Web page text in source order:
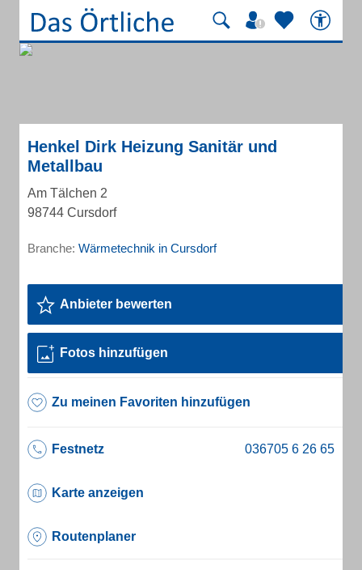
Henkel Dirk Heizung Sanitär und
Metallbau
Am Tälchen 2
98744 Cursdorf
Branche: Wärmetechnik in Cursdorf
Anbieter bewerten
Fotos hinzufügen
Zu meinen Favoriten hinzufügen
Festnetz
Karte anzeigen
Routenplaner